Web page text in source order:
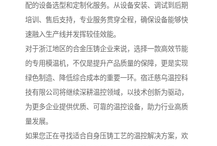
配的设备选型和定制化服务。从设备安装、调试到后期
培训、售后支持，专业服务贯穿全程，确保设备能够快
速融入生产线并发挥较佳效能。
对于浙江地区的合金压铸企业来说，选择一款高效节能
的专用模温机，不仅是提升产品质量的保障，更是实现
绿色制造、降低综合成本的重要一环。宿迁慈乌温控科
技有限公司将继续深耕温控领域，以技术创新为驱动，
为更多企业提供优质、可靠的温控设备，助力行业高质
量发展。
如果您正在寻找适合自身压铸工艺的温控解决方案，欢